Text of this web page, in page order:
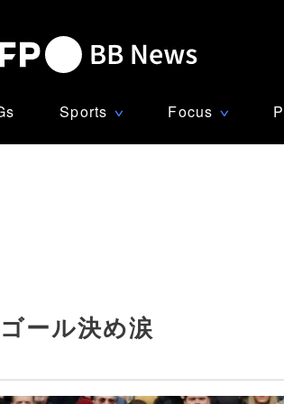
Sports ∨ Focus ∨
ール決め涙